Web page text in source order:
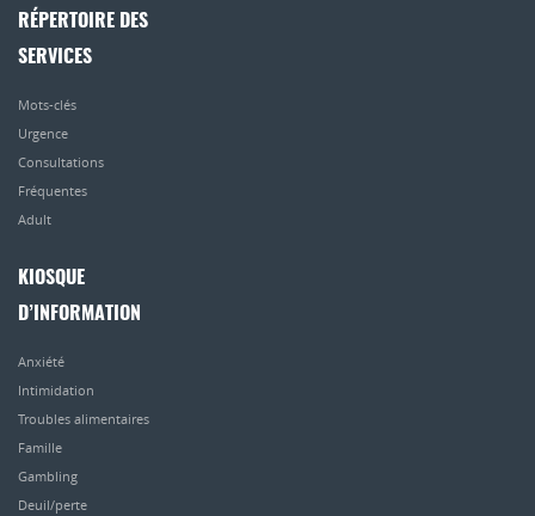
RÉPERTOIRE DES
SERVICES
Mots-clés
Urgence
Consultations
Fréquentes
Adult
KIOSQUE
D’INFORMATION
Anxiété
Intimidation
Troubles alimentaires
Famille
Gambling
Deuil/perte